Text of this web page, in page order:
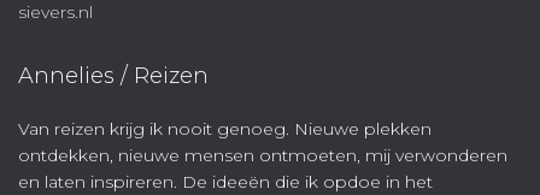
sievers.nl
Annelies / Reizen
Van reizen krijg ik nooit genoeg. Nieuwe plekken
ontdekken, nieuwe mensen ontmoeten, mij verwonderen
en laten inspireren. De ideeën die ik opdoe in het